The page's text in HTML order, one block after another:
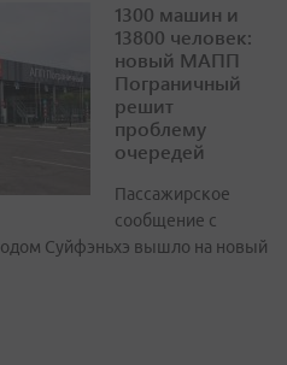
1300 машин и
13800 человек:
новый МАПП
Пограничный
решит
проблему
очередей
Пассажирское
сообщение с
Суйфэньхэ вышло на новый